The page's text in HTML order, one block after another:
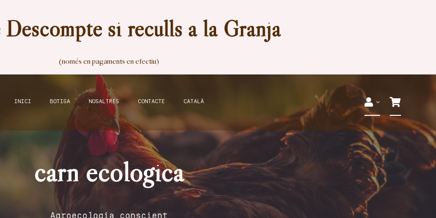
Descompte si reculls a la Granja
(només en pagaments en efectiu)
INICI BOTIGA NOSALTRES CONTACTE CATALÀ
carn ecologica